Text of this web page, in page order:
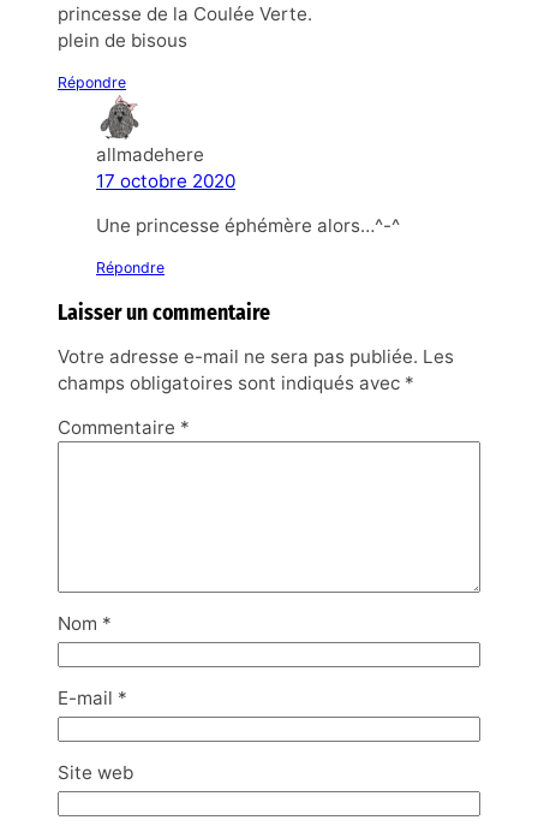
princesse de la Coulée Verte.
plein de bisous
Répondre
allmadehere
17 octobre 2020
Une princesse éphémère alors…^-^
Répondre
Laisser un commentaire
Votre adresse e-mail ne sera pas publiée. Les
champs obligatoires sont indiqués avec *
Commentaire *
Nom *
E-mail *
Site web